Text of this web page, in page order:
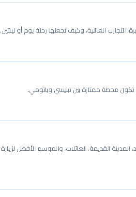
التجارب العائلية، وكيف تجعلها رحلة يوم أو ليلتين.
تكون محطة ممتازة بين تبليسي وباتومي.
القديمة، العائلات، والموسم الأفضل لزيارة